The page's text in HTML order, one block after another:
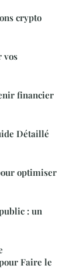
crypto
vos
financier
Détaillé
optimiser
: un
Faire le